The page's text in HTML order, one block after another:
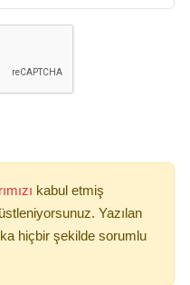
kabul etmiş
Yazılan
hiçbir şekilde sorumlu